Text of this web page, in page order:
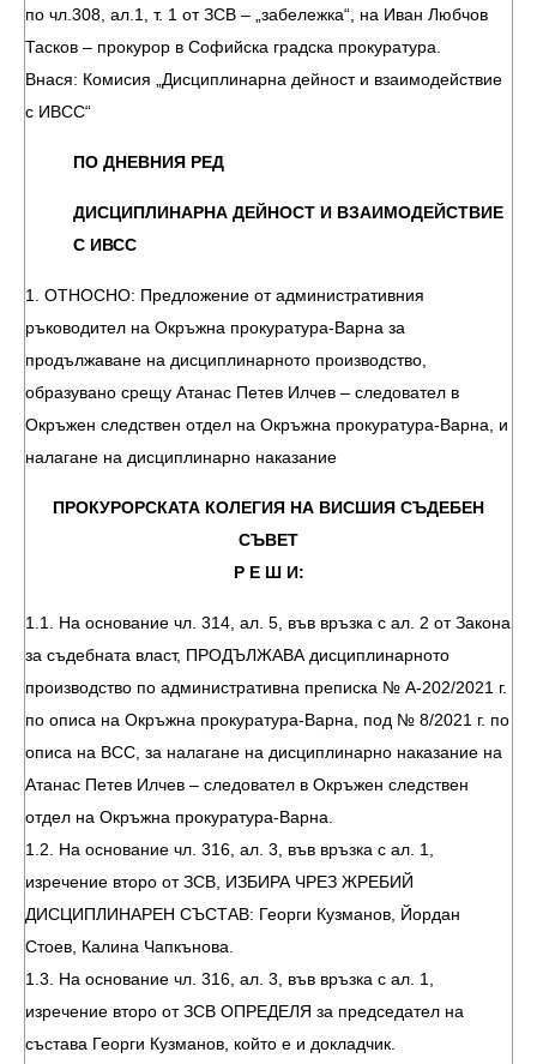
по чл.308, ал.1, т. 1 от ЗСВ – „забележка“, на Иван Любчов
Тасков – прокурор в Софийска градска прокуратура.
Внася: Комисия „Дисциплинарна дейност и взаимодействие
с ИВСС“
ПО ДНЕВНИЯ РЕД
ДИСЦИПЛИНАРНА ДЕЙНОСТ И ВЗАИМОДЕЙСТВИЕ
С ИВСС
1. ОТНОСНО: Предложение от административния
ръководител на Окръжна прокуратура-Варна за
продължаване на дисциплинарното производство,
образувано срещу Атанас Петев Илчев – следовател в
Окръжен следствен отдел на Окръжна прокуратура-Варна, и
налагане на дисциплинарно наказание
ПРОКУРОРСКАТА КОЛЕГИЯ НА ВИСШИЯ СЪДЕБЕН
СЪВЕТ
Р Е Ш И:
1.1. На основание чл. 314, ал. 5, във връзка с ал. 2 от Закона
за съдебната власт, ПРОДЪЛЖАВА дисциплинарното
производство по административна преписка № А-202/2021 г.
по описа на Окръжна прокуратура-Варна, под № 8/2021 г. по
описа на ВСС, за налагане на дисциплинарно наказание на
Атанас Петев Илчев – следовател в Окръжен следствен
отдел на Окръжна прокуратура-Варна.
1.2. На основание чл. 316, ал. 3, във връзка с ал. 1,
изречение второ от ЗСВ, ИЗБИРА ЧРЕЗ ЖРЕБИЙ
ДИСЦИПЛИНАРЕН СЪСТАВ: Георги Кузманов, Йордан
Стоев, Калина Чапкънова.
1.3. На основание чл. 316, ал. 3, във връзка с ал. 1,
изречение второ от ЗСВ ОПРЕДЕЛЯ за председател на
състава Георги Кузманов, който е и докладчик.